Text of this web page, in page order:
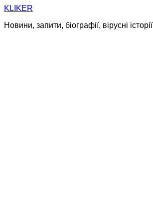
Skip
content
KLIKER
Новини, запити, біографії, вірусні історії